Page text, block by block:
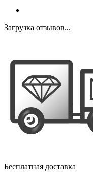
Загрузка отзывов...
Бесплатная доставка